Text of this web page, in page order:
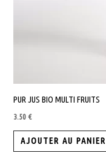
PUR JUS BIO MULTI FRUITS
3.50€
AJOUTER AU PANIER